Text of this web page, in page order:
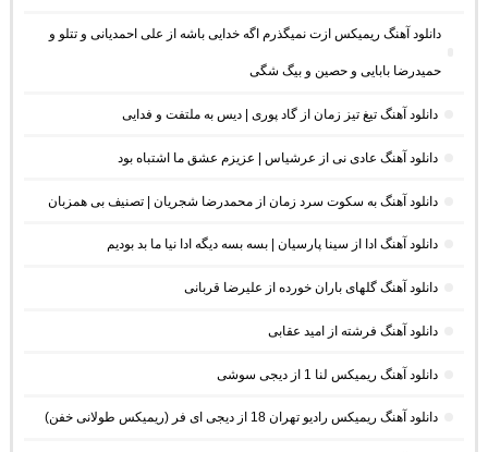
دانلود آهنگ ریمیکس ازت نمیگذرم اگه خدایی باشه از علی احمدیانی و تتلو و
حمیدرضا بابایی و حصین و بیگ شگی
دانلود آهنگ تیغ تیز زمان از گاد پوری | دیس به ملتفت و فدایی
دانلود آهنگ عادی نی از عرشیاس | عزیزم عشق ما اشتباه بود
دانلود آهنگ به سکوت سرد زمان از محمدرضا شجریان | تصنیف بی همزبان
دانلود آهنگ ادا از سینا پارسیان | بسه بسه دیگه ادا نیا ما بد بودیم
دانلود آهنگ گلهای باران خورده از علیرضا قربانی
دانلود آهنگ فرشته از امید عقابی
دانلود آهنگ ریمیکس لنا 1 از دیجی سوشی
دانلود آهنگ ریمیکس رادیو تهران 18 از دیجی ای فر (ریمیکس طولانی خفن)